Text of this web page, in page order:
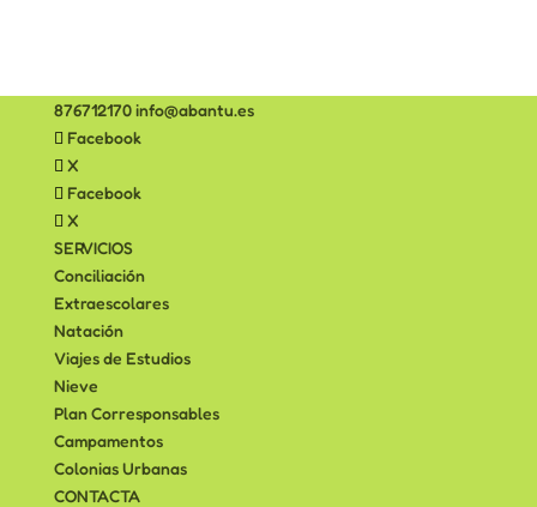
876712170info@abantu.es
Facebook
X
Facebook
X
SERVICIOS
Conciliación
Extraescolares
Natación
Viajes de Estudios
Nieve
Plan Corresponsables
Campamentos
Colonias Urbanas
CONTACTA